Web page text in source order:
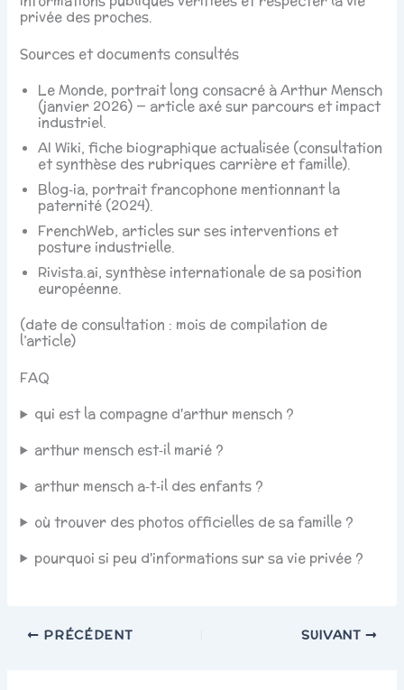
privée des proches.
Sources et documents consultés
Le Monde, portrait long consacré à Arthur Mensch
(janvier 2026) — article axé sur parcours et impact
industriel.
AI Wiki, fiche biographique actualisée (consultation
et synthèse des rubriques carrière et famille).
Blog‑ia, portrait francophone mentionnant la
paternité (2024).
FrenchWeb, articles sur ses interventions et
posture industrielle.
Rivista.ai, synthèse internationale de sa position
européenne.
(date de consultation : mois de compilation de
l’article)
FAQ
qui est la compagne d'arthur mensch ?
arthur mensch est‑il marié ?
arthur mensch a‑t‑il des enfants ?
où trouver des photos officielles de sa famille ?
pourquoi si peu d'informations sur sa vie privée ?
PRÉCÉDENT SUIVANT